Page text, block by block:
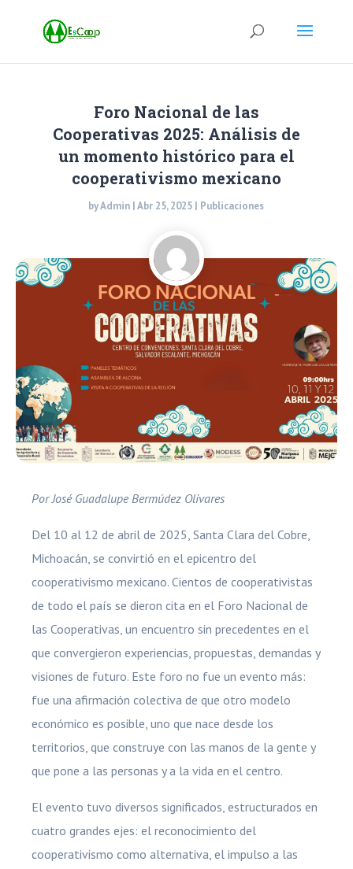
Foro Nacional de las
Cooperativas 2025: Análisis de
un momento histórico para el
cooperativismo mexicano
byAdmin |Abr 25, 2025 | Publicaciones
Por José Guadalupe Bermúdez Olivares
Del 10 al 12 de abril de 2025, Santa Clara del Cobre,
Michoacán, se convirtió en el epicentro del
cooperativismo mexicano. Cientos de cooperativistas
de todo el país se dieron cita en el Foro Nacional de
las Cooperativas, un encuentro sin precedentes en el
que convergieron experiencias, propuestas, demandas y
visiones de futuro. Este foro no fue un evento más:
fue una afirmación colectiva de que otro modelo
económico es posible, uno que nace desde los
territorios, que construye con las manos de la gente y
que pone a las personas y a la vida en el centro.
El evento tuvo diversos significados, estructurados en
cuatro grandes ejes: el reconocimiento del
cooperativismo como alternativa, el impulso a las